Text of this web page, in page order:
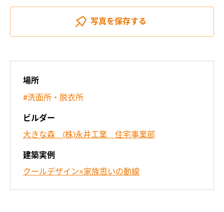
写真を保存する
場所
#洗面所・脱衣所
ビルダー
大きな森 (株)永井工業 住宅事業部
建築実例
クールデザイン×家族思いの動線